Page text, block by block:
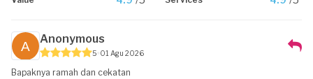
Anonymous
5 01 Agu 2026
Bapaknya ramah dan cekatan